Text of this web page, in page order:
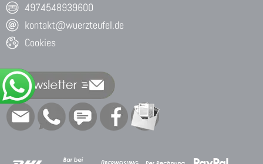
4974548939600
kontakt@wuerzteufel.de
Cookies